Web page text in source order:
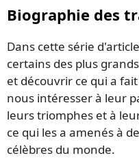
Biographie des
Dans cette série
certains des plus
et découvrir ce qui a
nous intéresser à leur
leurs triomphes et à
ce qui les a amenés à
célèbres du monde.